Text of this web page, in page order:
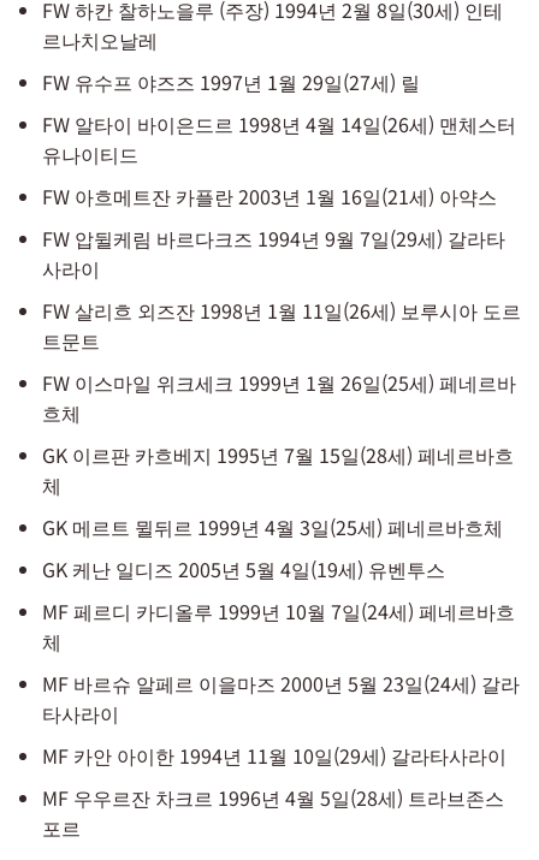
FW 하칸 찰하노을루 (주장) 1994년 2월 8일(30세) 인테
르나치오날레
FW 유수프 야즈즈 1997년 1월 29일(27세) 릴
FW 알타이 바이은드르 1998년 4월 14일(26세) 맨체스터
유나이티드
FW 아흐메트잔 카플란 2003년 1월 16일(21세) 아약스
FW 압뒬케림 바르다크즈 1994년 9월 7일(29세) 갈라타
사라이
FW 살리흐 외즈잔 1998년 1월 11일(26세) 보루시아 도르
트문트
FW 이스마일 위크세크 1999년 1월 26일(25세) 페네르바
흐체
GK 이르판 카흐베지 1995년 7월 15일(28세) 페네르바흐
체
GK 메르트 뮐뒤르 1999년 4월 3일(25세) 페네르바흐체
GK 케난 일디즈 2005년 5월 4일(19세) 유벤투스
MF 페르디 카디올루 1999년 10월 7일(24세) 페네르바흐
체
MF 바르슈 알페르 이을마즈 2000년 5월 23일(24세) 갈라
타사라이
MF 카안 아이한 1994년 11월 10일(29세) 갈라타사라이
MF 우우르잔 차크르 1996년 4월 5일(28세) 트라브존스
포르